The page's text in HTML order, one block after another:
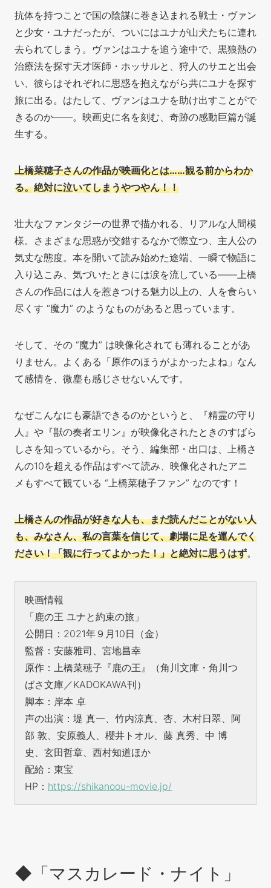
抗体を持つことで国の陰謀に巻き込まれる戦士・ヴァン
と少女・ユナだったが、ついにはユナが山犬たちに連れ
去られてしまう。ヴァンはユナを追う途中で、黒狼熱の
治療法を探す天才医師・ホッサルと、狩人のサエと出会
い、彼らはそれぞれに思惑を抱えながら共にユナを探す
旅に出る。はたして、ヴァンはユナを助け出すことがで
きるのか——。映画史に名を刻む、奇跡の感動巨篇が誕
生する。
上橋菜穂子さんの作品が映画化とは……観る前からわか
る。絶対に泣いてしまうやつやん！！
壮大なファンタジーの世界で描かれる、リアルな人間模
様。さまざまな思惑が交錯するなかで際立つ、主人公の
気丈な態度。本を開いて読み始めた途端、一瞬で物語に
入り込こみ、気づいたときには涙を流している——上橋
さんの作品には人を惹きつける魅力以上の、人を食らい
尽くす “魔力” のようなものがあると思っています。
そして、その “魔力” は映像化されても薄れることがあ
りません。よくある「原作のほうがよかったよね」なん
て感情を、微塵も感じさせないんです。
なぜこんなにも豪語できるのかというと、『精霊の守り
人』や『獣の奏者エリン』が映像化されたときのすばら
しさを知っているから。そう、編集部・出口は、上橋さ
んの10を超える作品はすべて読み、映像化されたアニ
メもすべて観ている “上橋菜穂子ファン” なのです！
上橋さんの作品が好きな人も、まだ読んだことがない人
も、みなさん、私の言葉を信じて、劇場に足を運んでく
ださい！「観に行ってよかった！」と絶対に思うはず。
映画情報
「鹿の王 ユナと約束の旅」
公開日：2021年９月10日（金）
監督：安藤雅司、宮地昌幸
原作：上橋菜穂子『鹿の王』（角川文庫・角川つ
ばさ文庫／KADOKAWA刊）
脚本：岸本 卓
声の出演：堤 真一、竹内涼真、杏、木村日翠、阿
部 敦、安原義人、櫻井トオル、藤 真秀、中 博
史、玄田哲章、西村知道ほか
配給：東宝
HP： https://shikanoou-movie.jp/
◆「マスカレード・ナイト」